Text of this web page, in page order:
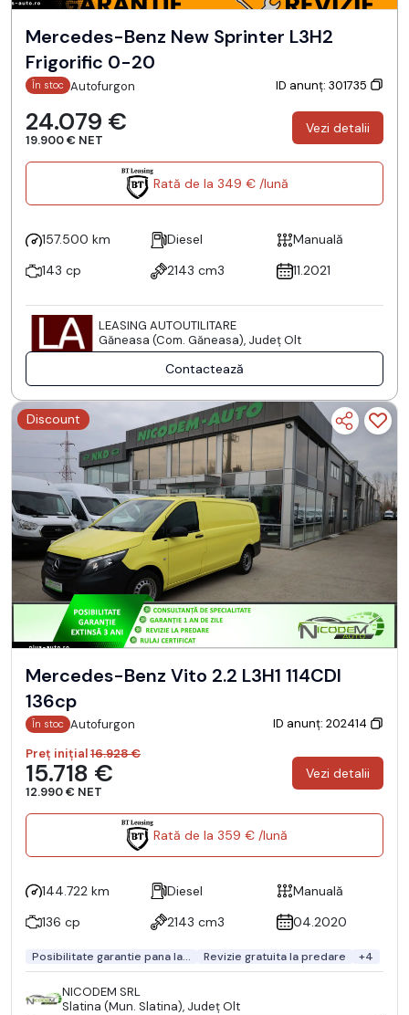
Mercedes-Benz New Sprinter L3H2
Frigorific 0-20
În stoc Autofurgon ID anunț: 301735
24.079 €
19.900 € NET
Vezi detalii
Rată de la 349 € /lună
157.500 km Diesel
Manuală
143 cp
2143 cm3 11.2021
LEASING AUTOUTILITARE
Găneasa (Com. Găneasa), Județ Olt
Contactează
Discount
Mercedes-Benz Vito 2.2 L3H1 114CDI
136cp
În stoc Autofurgon
ID anunț: 202414
Preț inițial16.928 €
15.718 €
12.990 € NET
Vezi detalii
Rată de la 359 € /lună
144.722 km Diesel
Manuală
136 cp
2143 cm3 04.2020
Posibilitate garantie pana la... Revizie gratuita la predare +4
NICODEM SRL
Slatina (Mun. Slatina), Județ Olt